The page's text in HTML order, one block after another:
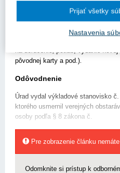
Do predpokladanej hodnoty
obstarávateľpovinný
stravovacích kariet, ako aj províziu
na doručenie, potlač, vydanie
pôvodnej karty a pod.).
Odôvodnenie
Úrad vydal výkladové stanovisko
ktorého usmernil verejných
osoby podľa § 8 zákona č.
Pre zobrazenie článku
Odomknite si prístup k
Nastavenia
Prijať všetky